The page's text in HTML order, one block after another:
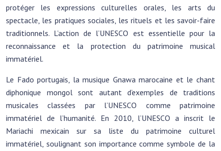
protéger les expressions culturelles orales, les arts du
spectacle, les pratiques sociales, les rituels et les savoir-faire
traditionnels. L’action de l’UNESCO est essentielle pour la
reconnaissance et la protection du patrimoine musical
immatériel.
Le Fado portugais, la musique Gnawa marocaine et le chant
diphonique mongol sont autant d’exemples de traditions
musicales classées par l’UNESCO comme patrimoine
immatériel de l’humanité. En 2010, l’UNESCO a inscrit le
Mariachi mexicain sur sa liste du patrimoine culturel
immatériel, soulignant son importance comme symbole de la